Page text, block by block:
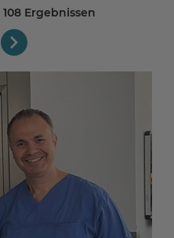
108 Ergebnissen